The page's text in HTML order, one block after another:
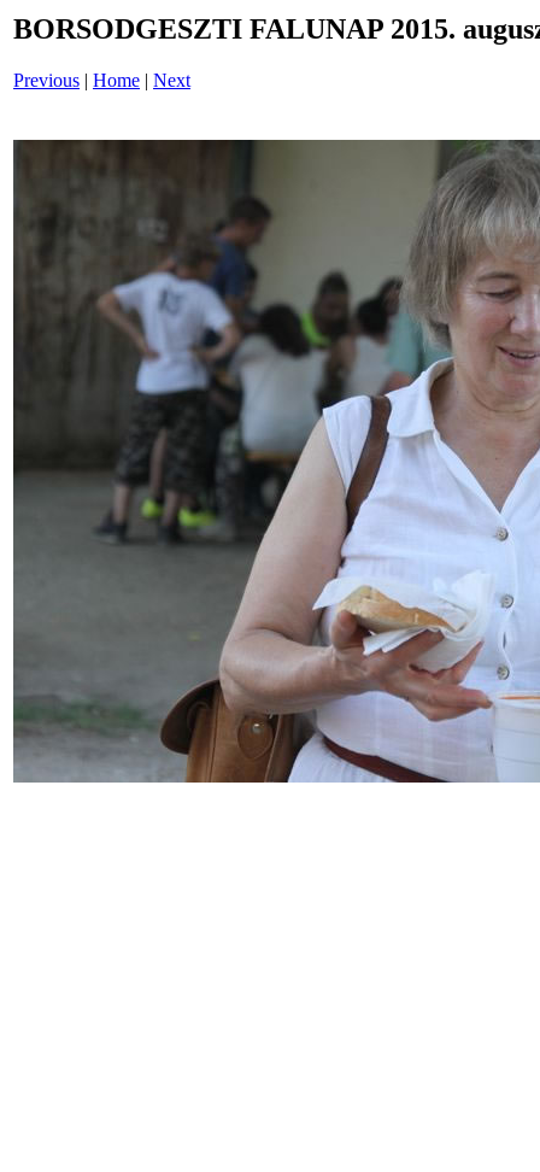
BORSODGESZTI FALUNAP 2015.
Previous | Home | Next